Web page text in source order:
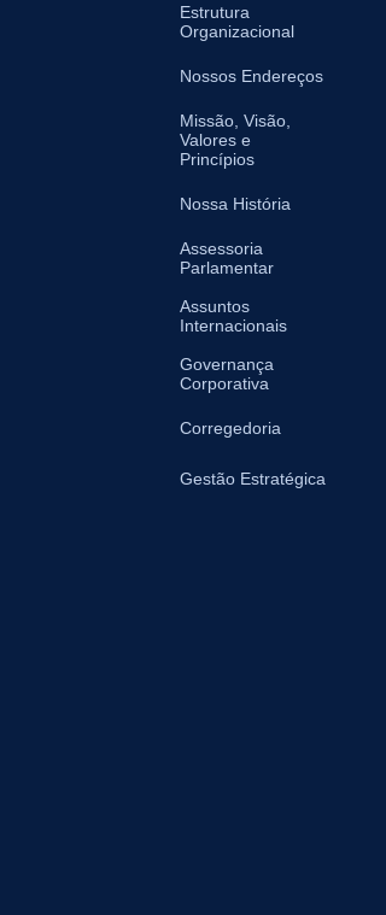
Estrutura
Organizacional
Nossos Endereços
Missão, Visão,
Valores e
Princípios
Nossa História
Assessoria
Parlamentar
Assuntos
Internacionais
Governança
Corporativa
Corregedoria
Gestão Estratégica